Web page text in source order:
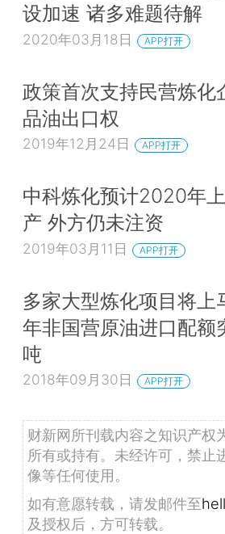
设加速 诸多难题待解
2020年03月18日 APP打开
政策首次支持民营炼化
品油出口权
2019年12月24日 APP打开
中科炼化预计2020年
产 外方仍未注资
2019年03月11日 APP打开
多家大型炼化项目将上
年非国营原油进口配额
吨
2018年09月30日 APP打开
财新网所刊载内容之知识产权
所有或持有。未经许可，禁止
像等任何使用。
如有意愿转载，请发邮件至
及授权后，方可转载。